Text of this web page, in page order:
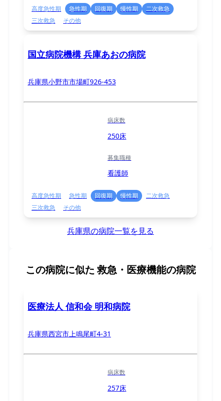
高度急性期 急性期 回復期 慢性期
二次救急
三次救急
その他
国立病院機構 兵庫あおの病院
兵庫県小野市市場町926-453
病床数
250床
募集職種
看護師
高度急性期 急性期 回復期 慢性期
二次救急
三次救急
その他
兵庫県の病院一覧を見る
この病院に似た 救急・医療機能の病院
医療法人 信和会 明和病院
兵庫県西宮市上鳴尾町4-31
病床数
257床